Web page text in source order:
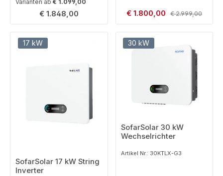
Varianten ab € 1.099,00
Regulärer Preis:
€ 1.848,00 Verkaufspreis:
€ 1.800,00 Regulärer Preis:
€ 2.999,00
17 kW
SofarSolar 17 kW String
Inverter
30 kW
SofarSolar 30 kW
Wechselrichter
Artikel Nr.: 30KTLX-G3